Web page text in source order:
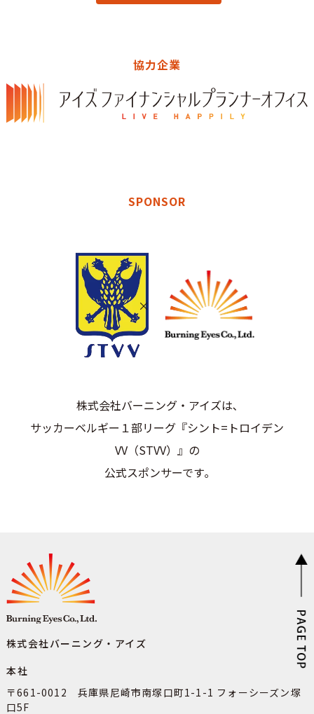
協力企業
SPONSOR
株式会社バーニング・アイズは､
サッカーベルギー１部リーグ『シント=トロイデン
VV（STVV）』の
公式スポンサーです｡
株式会社バーニング・アイズ
本社
〒661-0012 兵庫県尼崎市南塚口町1-1-1 フォーシーズン塚
口5F